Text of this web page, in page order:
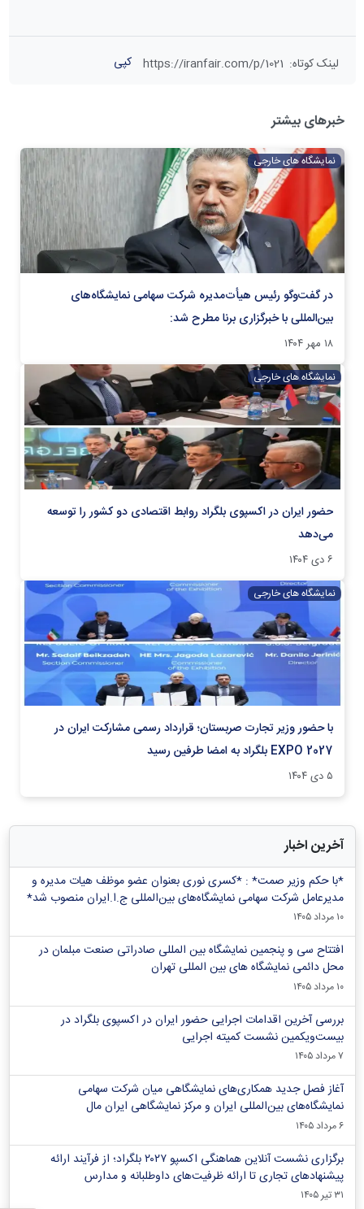
لینک کوتاه:
https://iranfair.com/p/1021 کپی
خبرهای بیشتر
نمایشگاه های خارجی
در گفت‌و‌گو رئیس هیأت‌مدیره شرکت سهامی نمایشگاه‌های
بین‌المللی با خبرگزاری برنا مطرح شد:
۱۸ مهر ۱۴۰۴
نمایشگاه های خارجی
حضور ایران در اکسپوی بلگراد روابط اقتصادی دو کشور را توسعه
می‌دهد
۶ دی ۱۴۰۴
نمایشگاه های خارجی
با حضور وزیر تجارت صربستان؛ قرارداد رسمی مشارکت ایران در
EXPO 2027 بلگراد به امضا طرفین رسید
۵ دی ۱۴۰۴
آخرین اخبار
*با حکم وزیر صمت* : *کسری نوری بعنوان عضو موظف هیات مدیره و
مدیرعامل شرکت سهامی نمایشگاه‌های بین‌المللی ج.ا.ایران منصوب شد*
۱۰ مرداد ۱۴۰۵
افتتاح سی و پنجمین نمایشگاه بین المللی صادراتی صنعت مبلمان در
محل دائمی نمایشگاه های بین المللی تهران
۱۰ مرداد ۱۴۰۵
بررسی آخرین اقدامات اجرایی حضور ایران در اکسپوی بلگراد در
بیست‌ویکمین نشست کمیته اجرایی
۷ مرداد ۱۴۰۵
آغاز فصل جدید همکاری‌های نمایشگاهی میان شرکت سهامی
نمایشگاه‌های بین‌المللی ایران و مرکز نمایشگاهی ایران‌ مال
۶ مرداد ۱۴۰۵
برگزاری نشست آنلاین هماهنگی اکسپو ۲۰۲۷ بلگراد؛ از فرآیند ارائه
پیشنهادهای تجاری تا ارائه ظرفیت‌های داوطلبانه و مدارس
۳۱ تیر ۱۴۰۵